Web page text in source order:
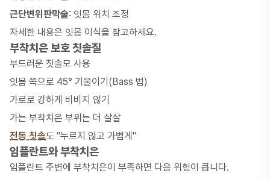
근단변위판막술: 잇몸 위치 조정
자세한 내용은 잇몸 이식을 참고하세요.
부착치은 보호 칫솔질
부드러운 칫솔모 사용
잇몸 쪽으로 45° 기울이기(Bass 법)
가로로 강하게 비비지 않기
가는 부착치은 부위는 더 살살
전동 칫솔도 "누르지 않고 가볍게"
임플란트와 부착치은
임플란트 주변에 부착치은이 부족하면 다음 위험이 큽니다.